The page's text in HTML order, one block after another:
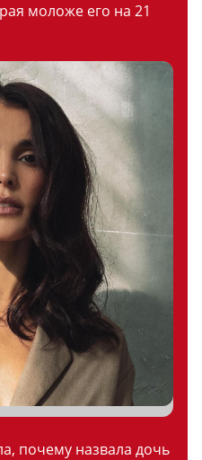
моложе его на 21
почему назвала дочь